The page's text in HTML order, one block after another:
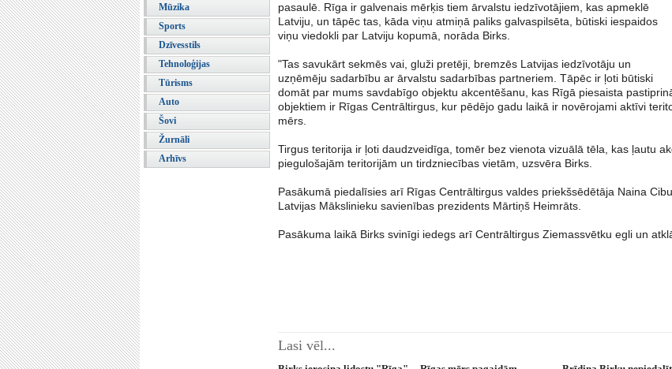
Mūzika
Sports
Dzīvesstils
Tehnoloģijas
Tūrisms
Auto
Šovi
Žurnāli
Arhīvs
pasaulē. Rīga ir galvenais mērķis tiem ārvalstu iedzīvotājiem, kas apmeklē
Latviju, un tāpēc tas, kāda viņu atmiņā paliks galvaspilsēta, būtiski iespaidos
viņu viedokli par Latviju kopumā, norāda Birks.
"Tas savukārt sekmēs vai, gluži pretēji, bremzēs Latvijas iedzīvotāju un
uzņēmēju sadarbību ar ārvalstu sadarbības partneriem. Tāpēc ir ļoti būtiski
domāt par mums savdabīgo objektu akcentēšanu, kas Rīgā piesaista
objektiem ir Rīgas Centrāltirgus, kur pēdējo gadu laikā ir novērojami aktīvi
mērs.
Tirgus teritorija ir ļoti daudzveidīga, tomēr bez vienota vizuālā tēla, kas ļautu
piegulošajām teritorijām un tirdzniecības vietām, uzsvēra Birks.
Pasākumā piedalīsies arī Rīgas Centrāltirgus valdes priekšsēdētāja Naina
Latvijas Mākslinieku savienības prezidents Mārtiņš Heimrāts.
Pasākuma laikā Birks svinīgi iedegs arī Centrāltirgus Ziemassvētku egli un
Lasi vēl...